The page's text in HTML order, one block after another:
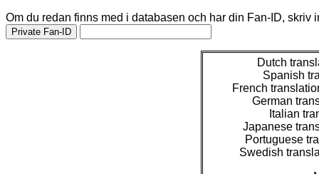
Om du redan finns med i databasen och har din Fan-ID, skriv
Dutch
Spanish
French
German
Italian
Japanese
Portuguese
Swedish